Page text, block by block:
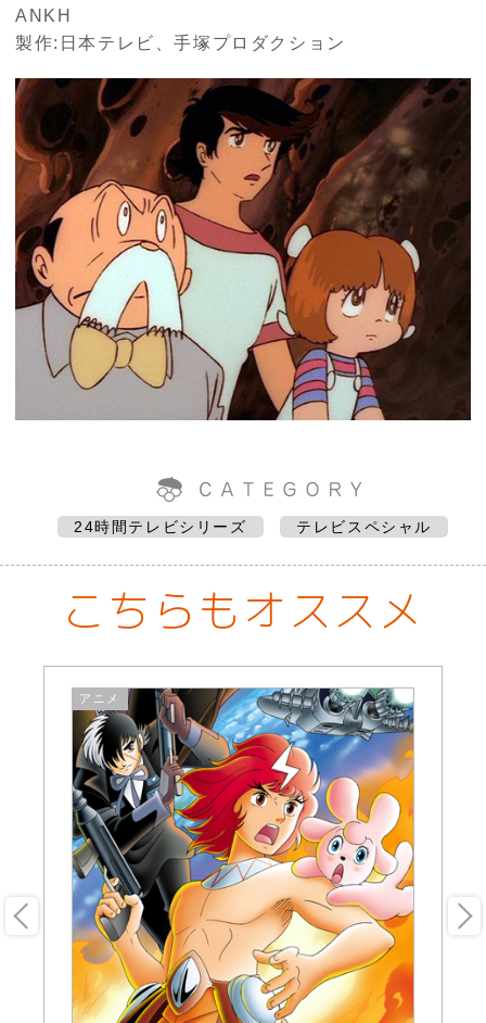
ANKH
製作:日本テレビ、手塚プロダクション
24時間テレビシリーズ テレビスペシャル
こちらもオススメ
アニメ